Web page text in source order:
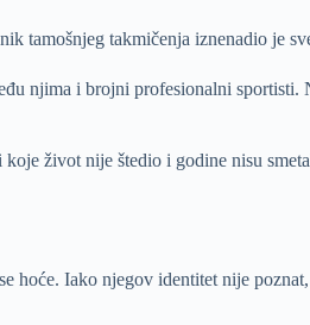
tamošnjeg takmičenja iznenadio je
njima i brojni profesionalni
život nije štedio i godine nisu
hoće. Iako njegov identitet nije